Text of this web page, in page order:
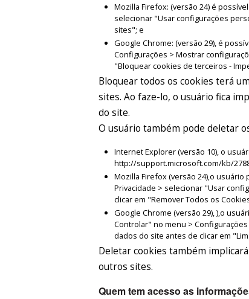
Mozilla Firefox: (versão 24) é
selecionar "Usar configurações
sites"; e
Google Chrome: (versão 29), é
Configurações > Mostrar
"Bloquear cookies de terceiros -
Bloquear todos os cookies terá
sites. Ao faze-lo, o usuário fica
do site.
O usuário também pode deletar
Internet Explorer (versão 10), o
http://support.microsoft.com/kb/
Mozilla Firefox (versão 24),o
Privacidade > selecionar "Usar
clicar em "Remover Todos os
Google Chrome (versão 29), ),o
Controlar" no menu >
dados do site antes de clicar em
Deletar cookies também
outros sites.
Quem tem acesso as